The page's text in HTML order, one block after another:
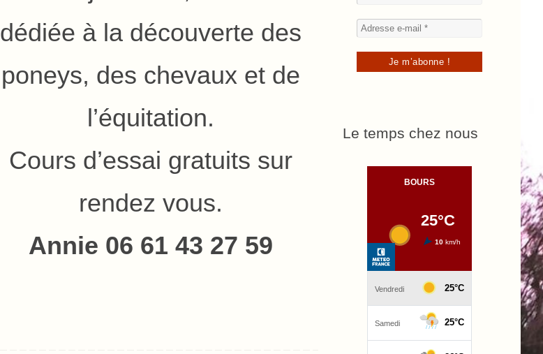
dédiée à la découverte des
poneys, des chevaux et de
l’équitation.
Cours d’essai gratuits sur
rendez vous.
Annie 06 61 43 27 59
Le temps chez nous